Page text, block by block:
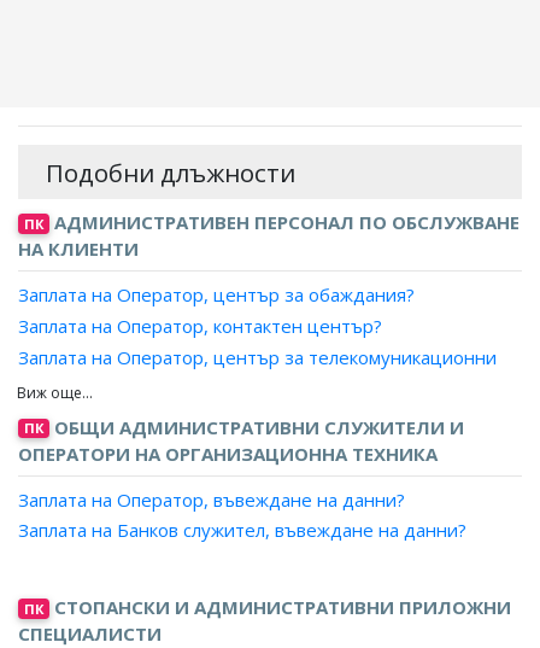
Подобни длъжности
ПК АДМИНИСТРАТИВЕН ПЕРСОНАЛ ПО ОБСЛУЖВАНЕ
НА КЛИЕНТИ
Заплата на Оператор, център за обаждания?
Заплата на Оператор, контактен център?
Заплата на Оператор, център за телекомуникационни
услуги?
Заплата на Специалист, телефон на зрителя?
Заплата на Информатор, пътническо обслужване?
ПК ОБЩИ АДМИНИСТРАТИВНИ СЛУЖИТЕЛИ И
ОПЕРАТОРИ НА ОРГАНИЗАЦИОННА ТЕХНИКА
Заплата на Оператор, въвеждане на данни?
Заплата на Банков служител, въвеждане на данни?
ПК
СТОПАНСКИ И АДМИНИСТРАТИВНИ ПРИЛОЖНИ
СПЕЦИАЛИСТИ